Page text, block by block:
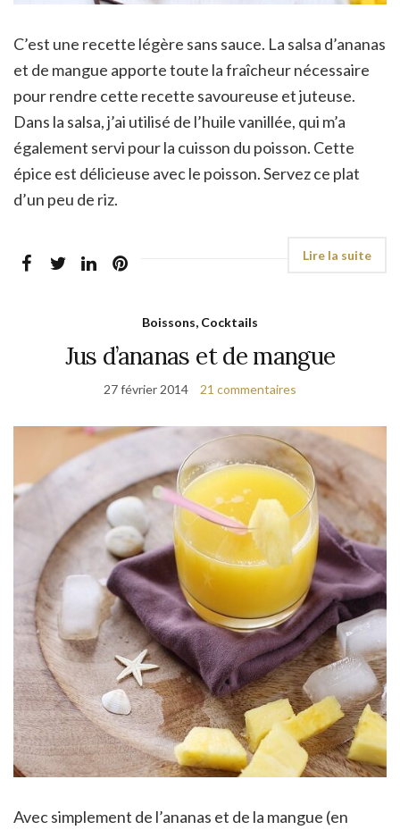
C’est une recette légère sans sauce. La salsa d’ananas
et de mangue apporte toute la fraîcheur nécessaire
pour rendre cette recette savoureuse et juteuse.
Dans la salsa, j’ai utilisé de l’huile vanillée, qui m’a
également servi pour la cuisson du poisson. Cette
épice est délicieuse avec le poisson. Servez ce plat
d’un peu de riz.
Boissons, Cocktails
Jus d’ananas et de mangue
27 février 2014 21 commentaires
Avec simplement de l’ananas et de la mangue (en